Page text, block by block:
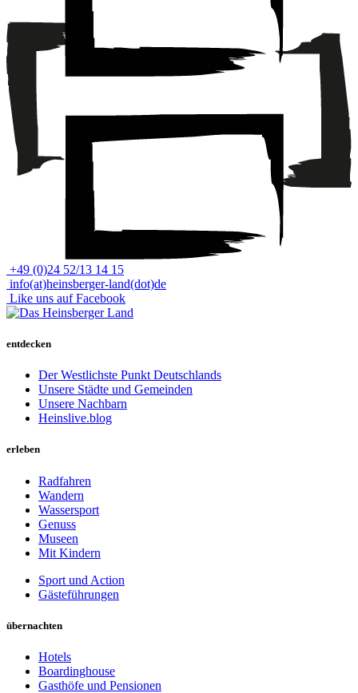
+49 (0)24 52/13 14 15
info(at)heinsberger-land(dot)de
Like uns auf Facebook
entdecken
Der Westlichste Punkt Deutschlands
Unsere Städte und Gemeinden
Unsere Nachbarn
Heinslive.blog
erleben
Radfahren
Wandern
Wassersport
Genuss
Museen
Mit Kindern
Sport und Action
Gästeführungen
übernachten
Hotels
Boardinghouse
Gasthöfe und Pensionen